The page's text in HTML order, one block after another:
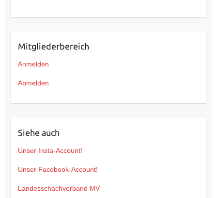
Mitgliederbereich
Anmelden
Abmelden
Siehe auch
Unser Insta-Account!
Unser Facebook-Account!
Landesschachverband MV